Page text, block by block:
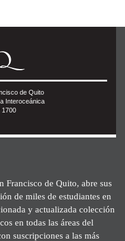
de Quito
Interoceánica
1700
Francisco de Quito, abre sus
de miles de estudiantes en
y actualizada colección
en todas las áreas del
suscripciones a las más